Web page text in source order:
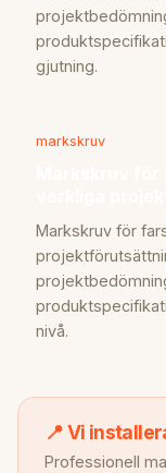
gjutning.
markskruv
Markskruv för
nivå.
📍 Vi
Professionell